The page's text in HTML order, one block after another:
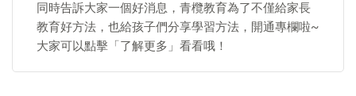
同時告訴大家一個好消息，青欖教育為了不僅給家長
教育好方法，也給孩子們分享學習方法，開通專欄啦~
大家可以點擊「了解更多」看看哦！